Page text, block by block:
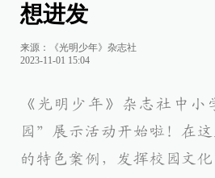
想进发
来源：《光明少年》杂志社
2023-11-01 15:04
《光明少年》杂志社中
园”展示活动开始啦！在
的特色案例，发挥校园文